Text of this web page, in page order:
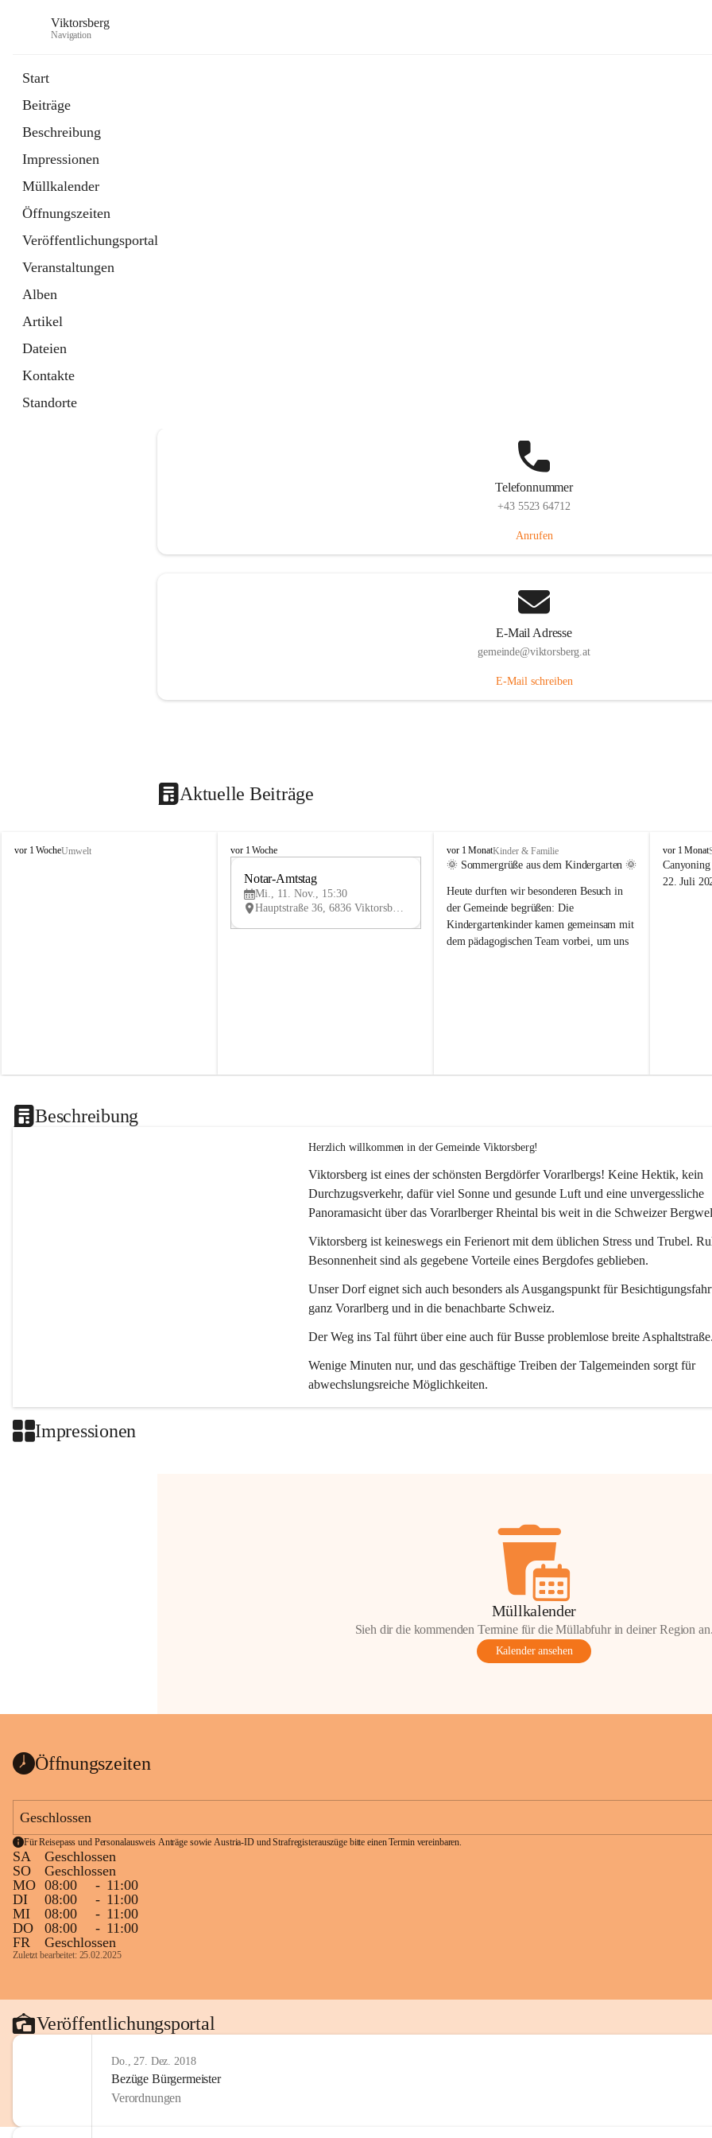
Viktorsberg
Navigation
Start
Beiträge
Beschreibung
Impressionen
Müllkalender
Öffnungszeiten
Veröffentlichungsportal
Veranstaltungen
Alben
Artikel
Dateien
Kontakte
Standorte
Telefonnummer
+43 5523 64712
Anrufen
E-Mail Adresse
gemeinde@viktorsberg.at
E-Mail schreiben
Aktuelle Beiträge
V
vor 1 WocheUmwelt
V
vor 1 Woche
V
Notar-Amtstag
Mi., 11. Nov., 15:30
Hauptstraße 36, 6836 Viktorsberg, AUT
V
i
t
o
r
s
vor 1 MonatKinder & Familie
🌞 Sommergrüße aus dem Kindergarten 🌞
Heute durften wir besonderen Besuch in
der Gemeinde begrüßen: Die
Kindergartenkinder kamen gemeinsam mit
dem pädagogischen Team vorbei, um uns
V
i
k
vor 1 Monat
22. Juli
Beschreibung
Herzlich willkommen in der Gemeinde Viktorsberg!
Viktorsberg ist eines der schönsten Bergdörfer Vorarlbergs! Keine Hektik, kein
Durchzugsverkehr, dafür viel Sonne und gesunde Luft und eine unvergessliche
Panoramasicht über das Vorarlberger Rheintal bis weit in die Schweizer
Viktorsberg ist keineswegs ein Ferienort mit dem üblichen Stress und Trubel.
Besonnenheit sind als gegebene Vorteile eines Bergdofes geblieben.
Unser Dorf eignet sich auch besonders als Ausgangspunkt für
ganz Vorarlberg und in die benachbarte Schweiz.
Der Weg ins Tal führt über eine auch für Busse problemlose breite
Wenige Minuten nur, und das geschäftige Treiben der Talgemeinden sorgt für
abwechslungsreiche Möglichkeiten.
Impressionen
Müllkalender
Sieh dir die kommenden Termine für die Müllabfuhr in deiner Region
Kalender ansehen
Öffnungszeiten
Geschlossen
Für Reisepass und Personalausweis Anträge sowie Austria-ID und Strafregisterauszüge bitte einen Termin vereinbaren.
SA
Geschlossen
SO
Geschlossen
MO 08:00 - 11:00
DI
08:00 - 11:00
MI
08:00 - 11:00
DO
08:00 - 11:00
FR
Geschlossen
Zuletzt bearbeitet: 25.02.2025
Veröffentlichungsportal
Do., 27. Dez. 2018
Bezüge Bürgermeister
Verordnungen